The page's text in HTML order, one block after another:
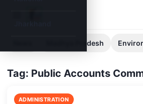
Madhya Pradesh
Tag: Public Accounts
ADMINISTRATION